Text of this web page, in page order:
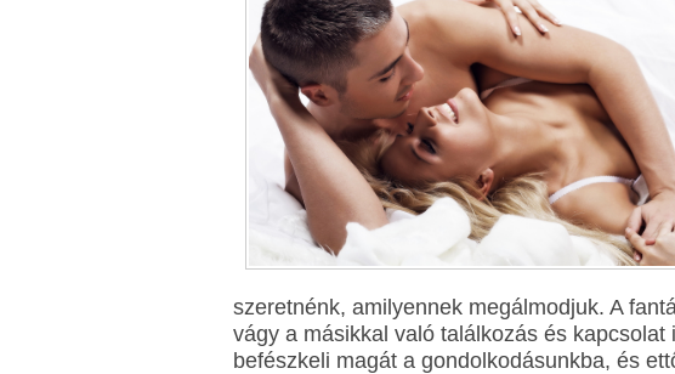
szeretnénk, amilyennek megálmodjuk. A
vágy a másikkal való találkozás és kapcsolat
befészkeli magát a gondolkodásunkba, és